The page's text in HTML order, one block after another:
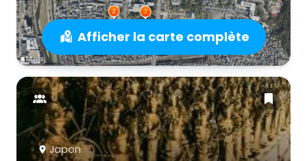
Afficher la carte complète
Japon